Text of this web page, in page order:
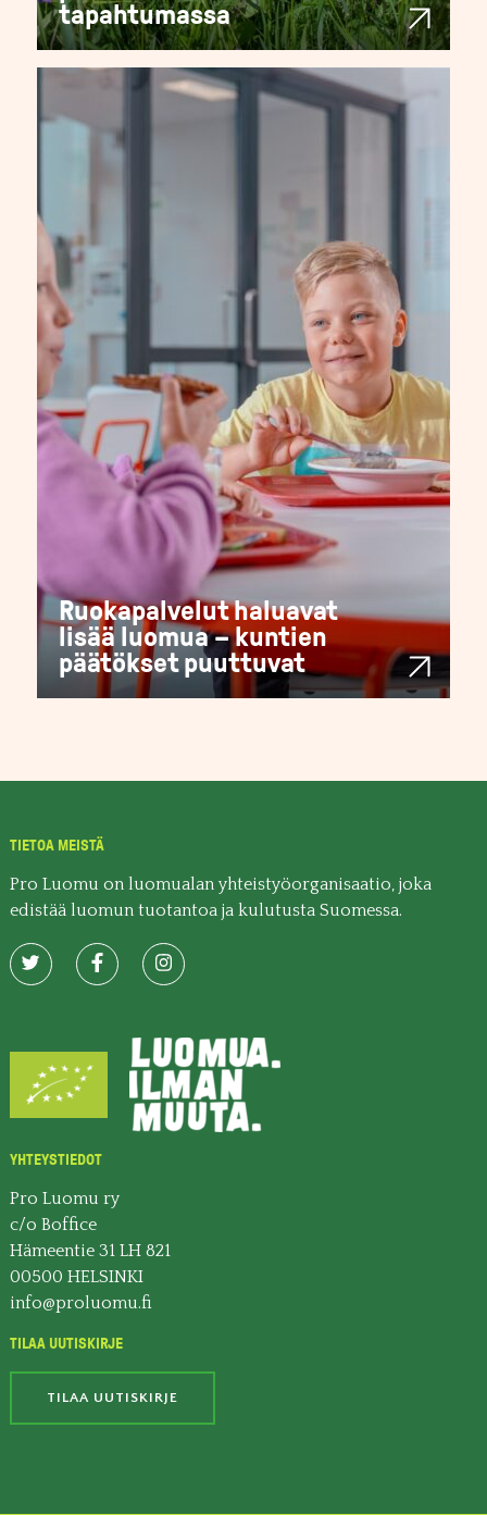
tapahtumassa
Ruokapalvelut haluavat
lisää luomua – kuntien
päätökset puuttuvat
TIETOA MEISTÄ
Pro Luomu on luomualan yhteistyöorganisaatio, joka
edistää luomun tuotantoa ja kulutusta Suomessa.
YHTEYSTIEDOT
Pro Luomu ry
c/o Boffice
Hämeentie 31 LH 821
00500 HELSINKI
info@proluomu.fi
TILAA UUTISKIRJE
TILAA UUTISKIRJE